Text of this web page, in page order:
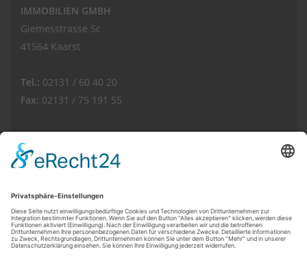
IMMOBILIEN GMBH
Giemesstrasse 5c
41564 Kaarst
Tel.: 02131 / 60 40 20
Fax: 02131 / 75 191 55
E-Mail:
info(at)thurnerimmobilien.de
Web:
© THURNER + SÖHNE IMMOBILIEN GMBH
Kundenbewertungen und Erfahrungen zu
THURNER + SÖHNE Immobilien GmbH
SEHR GUT